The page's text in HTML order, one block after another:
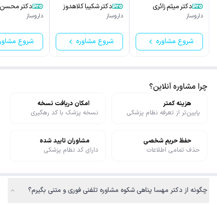
دکتر میثم زائری
داروساز
شروع مشاوره
دکتر شکیبا کلاهدوز
داروساز
شروع مشاوره
دکتر
داروساز
شروع
چرا مشاوره آنلاین؟
هزینه کمتر
پایین‌تر از تعرفه نظام پزشکی
امکان دریافت نسخه
نسخه پزشک با کد رهگیری
حفظ حریم شخصی
حذف تمامی اطلاعات
مشاوران تایید شده
دارای کد نظام پزشکی
چگونه از دکتر مهسا پناهی شکوه مشاوره تلفنی فوری و متنی بگیرم؟